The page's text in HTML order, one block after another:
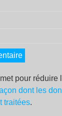
pour réduire
dont les
traitées.